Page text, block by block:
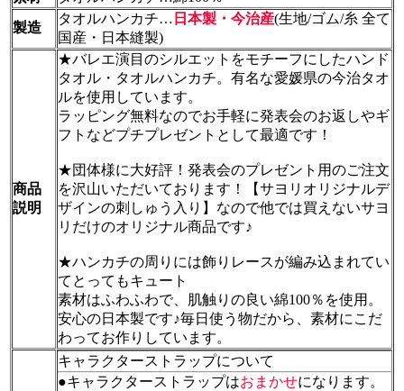
製造
タオルハンカチ… 日本製・今治産(生地/ゴム/糸 全て
国産・日本縫製)
商品
説明
★バレエ演目のシルエットをモチーフにしたハンド
タオル・タオルハンカチ。有名な愛媛県の今治タオ
ルを使用しています。
ラッピング無料なのでお手軽に発表会のお返しやギ
フトなどプチプレゼントとして最適です！
★団体様に大好評！発表会のプレゼント用のご注文
を沢山いただいております！【サヨリオリジナルデ
ザインの刺しゅう入り】なので他では買えないサヨ
リだけのオリジナル商品です♪
★ハンカチの周りには飾りレースが編み込まれてい
てとってもキュート
素材はふわふわで、肌触りの良い綿100％を使用。
安心の日本製です♪毎日使う物だから、素材にこだ
わってお作りしています。
キャラクターストラップについて
●キャラクターストラップはおまかせになります。